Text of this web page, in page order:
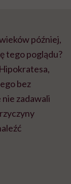
ów później,
tego poglądu?
bez
nie zadawali